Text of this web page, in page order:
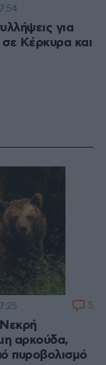
για
Κέρκυρα και
αρκούδα,
πυροβολισμό
5